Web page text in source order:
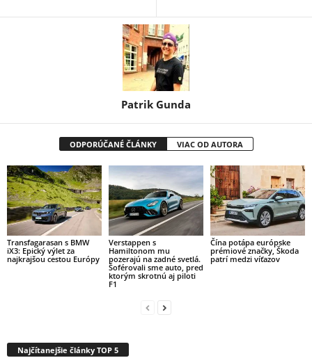
Patrik Gunda
ODPORÚČANÉ ČLÁNKY VIAC OD AUTORA
Transfagarasan s BMW
iX3: Epický výlet za
najkrajšou cestou Európy
Verstappen s
Hamiltonom mu
pozerajú na zadné svetlá.
Šoférovali sme auto, pred
ktorým skrotnú aj piloti
F1
Čína potápa európske
prémiové značky, Škoda
patrí medzi víťazov
Najčítanejšie články TOP 5